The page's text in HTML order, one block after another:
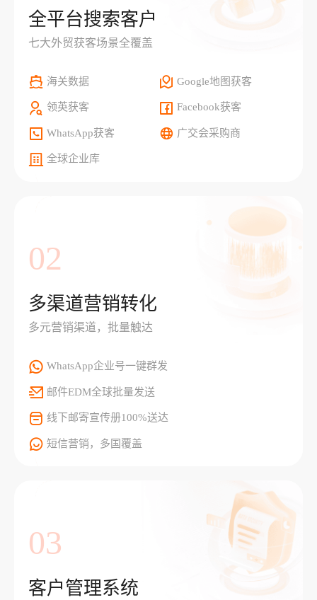
全平台搜索客户
七大外贸获客场景全覆盖
海关数据 Google地图获客
领英获客 Facebook获客
WhatsApp获客 广交会采购商
全球企业库
02
多渠道营销转化
多元营销渠道，批量触达
WhatsApp企业号一键群发
邮件EDM全球批量发送
线下邮寄宣传册100%送达
短信营销，多国覆盖
03
客户管理系统